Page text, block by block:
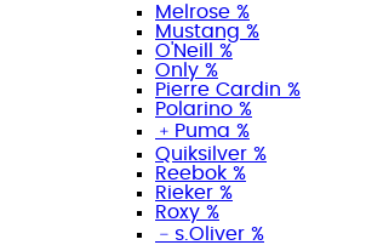
Melrose %
Mustang %
O'Neill %
Only %
Pierre Cardin %
Polarino %
﹢ Puma %
Quiksilver %
Reebok %
Rieker %
Roxy %
﹣ s.Oliver %